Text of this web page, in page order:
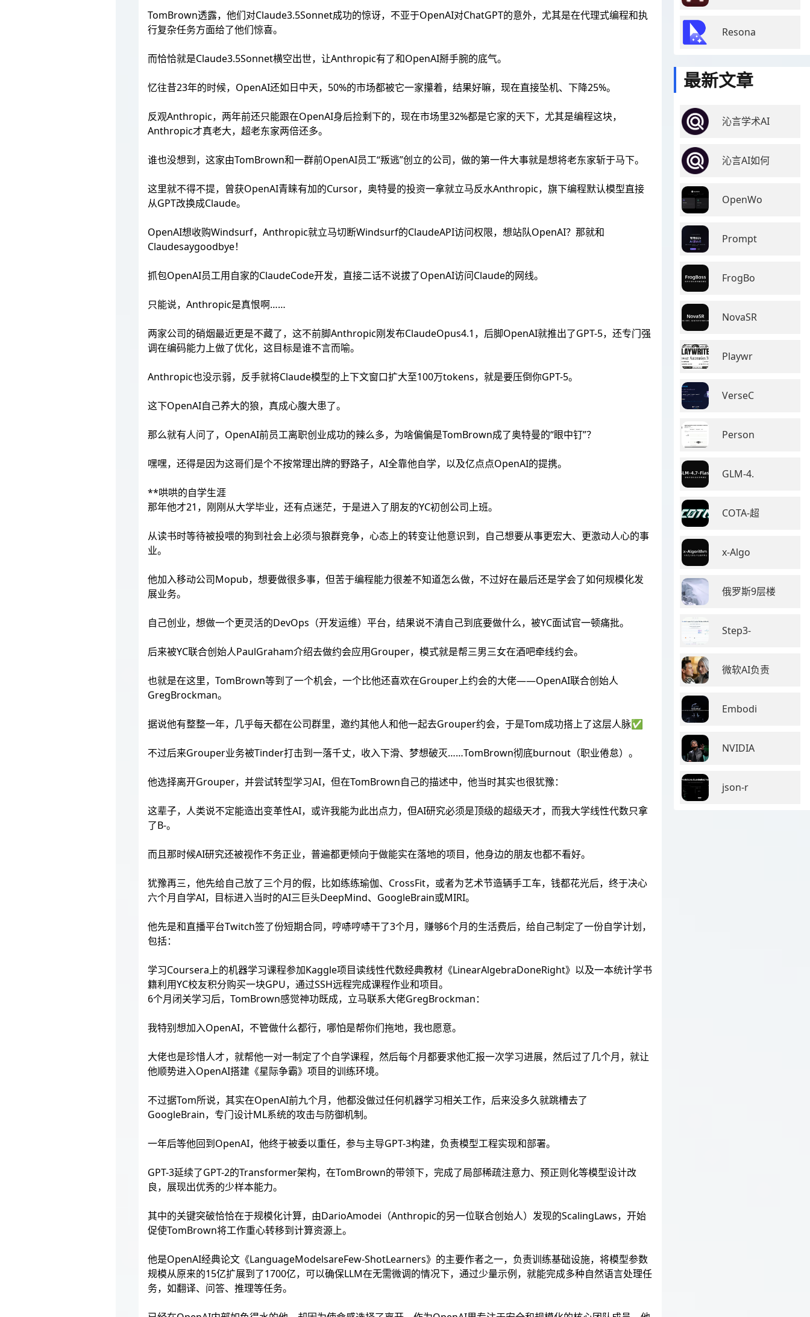
TomBrown透露，他们对Claude3.5Sonnet成功的惊讶，不亚于OpenAI对ChatGPT的意外，尤其是在代理式编程和执
行复杂任务方面给了他们惊喜。
而恰恰就是Claude3.5Sonnet横空出世，让Anthropic有了和OpenAI掰手腕的底气。
忆往昔23年的时候，OpenAI还如日中天，50%的市场都被它一家攥着，结果好嘛，现在直接坠机、下降25%。
反观Anthropic，两年前还只能跟在OpenAI身后捡剩下的，现在市场里32%都是它家的天下，尤其是编程这块，
Anthropic才真老大，超老东家两倍还多。
谁也没想到，这家由TomBrown和一群前OpenAI员工“叛逃”创立的公司，做的第一件大事就是想将老东家斩于马下。
这里就不得不提，曾获OpenAI青睐有加的Cursor，奥特曼的投资一拿就立马反水Anthropic，旗下编程默认模型直接
从GPT改换成Claude。
OpenAI想收购Windsurf，Anthropic就立马切断Windsurf的ClaudeAPI访问权限，想站队OpenAI？那就和
Claudesaygoodbye！
抓包OpenAI员工用自家的ClaudeCode开发，直接二话不说拔了OpenAI访问Claude的网线。
只能说，Anthropic是真恨啊……
两家公司的硝烟最近更是不藏了，这不前脚Anthropic刚发布ClaudeOpus4.1，后脚OpenAI就推出了GPT-5，还专门强
调在编码能力上做了优化，这目标是谁不言而喻。
Anthropic也没示弱，反手就将Claude模型的上下文窗口扩大至100万tokens，就是要压倒你GPT-5。
这下OpenAI自己养大的狼，真成心腹大患了。
那么就有人问了，OpenAI前员工离职创业成功的辣么多，为啥偏偏是TomBrown成了奥特曼的“眼中钉”？
嘿嘿，还得是因为这哥们是个不按常理出牌的野路子，AI全靠他自学，以及亿点点OpenAI的提携。
**哄哄的自学生涯
那年他才21，刚刚从大学毕业，还有点迷茫，于是进入了朋友的YC初创公司上班。
从读书时等待被投喂的狗到社会上必须与狼群竞争，心态上的转变让他意识到，自己想要从事更宏大、更激动人心的事
业。
他加入移动公司Mopub，想要做很多事，但苦于编程能力很差不知道怎么做，不过好在最后还是学会了如何规模化发
展业务。
自己创业，想做一个更灵活的DevOps（开发运维）平台，结果说不清自己到底要做什么，被YC面试官一顿痛批。
后来被YC联合创始人PaulGraham介绍去做约会应用Grouper，模式就是帮三男三女在酒吧牵线约会。
也就是在这里，TomBrown等到了一个机会，一个比他还喜欢在Grouper上约会的大佬——OpenAI联合创始人
GregBrockman。
据说他有整整一年，几乎每天都在公司群里，邀约其他人和他一起去Grouper约会，于是Tom成功搭上了这层人脉✅
不过后来Grouper业务被Tinder打击到一落千丈，收入下滑、梦想破灭……TomBrown彻底burnout（职业倦怠）。
他选择离开Grouper，并尝试转型学习AI，但在TomBrown自己的描述中，他当时其实也很犹豫：
这辈子，人类说不定能造出变革性AI，或许我能为此出点力，但AI研究必须是顶级的超级天才，而我大学线性代数只拿
了B-。
而且那时候AI研究还被视作不务正业，普遍都更倾向于做能实在落地的项目，他身边的朋友也都不看好。
犹豫再三，他先给自己放了三个月的假，比如练练瑜伽、CrossFit，或者为艺术节造辆手工车，钱都花光后，终于决心
六个月自学AI，目标进入当时的AI三巨头DeepMind、GoogleBrain或MIRI。
他先是和直播平台Twitch签了份短期合同，哼哧哼哧干了3个月，赚够6个月的生活费后，给自己制定了一份自学计划，
包括：
学习Coursera上的机器学习课程参加Kaggle项目读线性代数经典教材《LinearAlgebraDoneRight》以及一本统计学书
籍利用YC校友积分购买一块GPU，通过SSH远程完成课程作业和项目。
6个月闭关学习后，TomBrown感觉神功既成，立马联系大佬GregBrockman：
我特别想加入OpenAI，不管做什么都行，哪怕是帮你们拖地，我也愿意。
大佬也是珍惜人才，就帮他一对一制定了个自学课程，然后每个月都要求他汇报一次学习进展，然后过了几个月，就让
他顺势进入OpenAI搭建《星际争霸》项目的训练环境。
不过据Tom所说，其实在OpenAI前九个月，他都没做过任何机器学习相关工作，后来没多久就跳槽去了
GoogleBrain，专门设计ML系统的攻击与防御机制。
一年后等他回到OpenAI，他终于被委以重任，参与主导GPT-3构建，负责模型工程实现和部署。
GPT-3延续了GPT-2的Transformer架构，在TomBrown的带领下，完成了局部稀疏注意力、预正则化等模型设计改
良，展现出优秀的少样本能力。
其中的关键突破恰恰在于规模化计算，由DarioAmodei（Anthropic的另一位联合创始人）发现的ScalingLaws，开始
促使TomBrown将工作重心转移到计算资源上。
他是OpenAI经典论文《LanguageModelsareFew-ShotLearners》的主要作者之一，负责训练基础设施，将模型参数
规模从原来的15亿扩展到了1700亿，可以确保LLM在无需微调的情况下，通过少量示例，就能完成多种自然语言处理任
务，如翻译、问答、推理等任务。
Resona
最新文章
沁言学术AI
沁言AI如何
OpenWo
Prompt
FrogBo
NovaSR
Playwr
VerseC
Person
GLM-4.
COTA-超
x-Algo
俄罗斯9层楼
Step3-
微软AI负责
Embodi
NVIDIA
json-r